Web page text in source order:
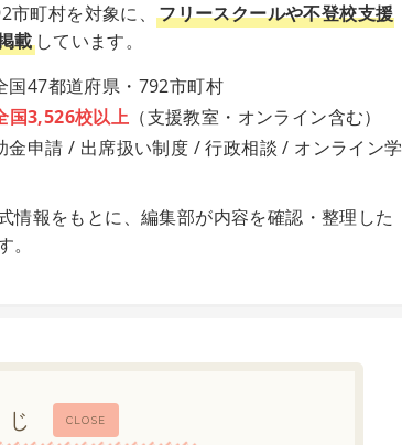
市町村を対象に、フリースクールや不登校支援
載しています。
国47都道府県・792市町村
国3,526校以上 （支援教室・オンライン含む）
金申請 / 出席扱い制度 / 行政相談 / オンライン学
情報をもとに、編集部が内容を確認・整理した
CLOSE